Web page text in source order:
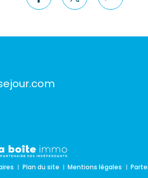
de
Plan du site Mentions légales